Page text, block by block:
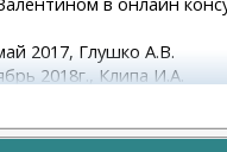
2017, Глушко А.В.
2018г., Клипа И.А.